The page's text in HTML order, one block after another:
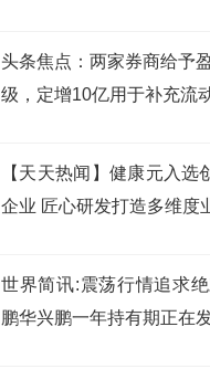
头条焦点：两家券商给予
级，定增10亿用于补充流
【天天热闻】健康元入选
企业 匠心研发打造多维度
世界简讯:震荡行情追求绝
鹏华兴鹏一年持有期正在